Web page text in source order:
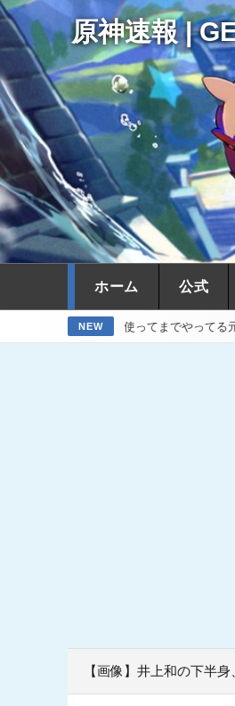
原神速報 |
ホーム 公式
NEW
使ってまでやってる元バイト 11時間前【
【画像】井上和の下半